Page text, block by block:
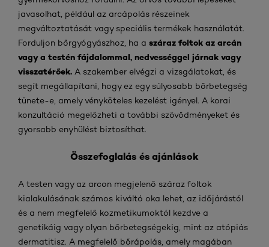
javasolhat, például az arcápolás részeinek
megváltoztatását vagy speciális termékek használatát.
Forduljon bőrgyógyászhoz, ha a száraz foltok az arcán
vagy a testén fájdalommal, nedvességgel járnak vagy
visszatérőek. A szakember elvégzi a vizsgálatokat, és
segít megállapítani, hogy ez egy súlyosabb bőrbetegség
tünete-e, amely vényköteles kezelést igényel. A korai
konzultáció megelőzheti a további szövődményeket és
gyorsabb enyhülést biztosíthat.
Összefoglalás és ajánlások
A testen vagy az arcon megjelenő száraz foltok
kialakulásának számos kiváltó oka lehet, az időjárástól
és a nem megfelelő kozmetikumoktól kezdve a
genetikáig vagy olyan bőrbetegségekig, mint az atópiás
dermatitisz. A megfelelő bőrápolás, amely magában